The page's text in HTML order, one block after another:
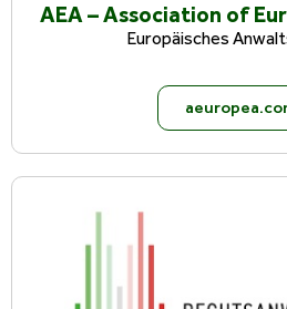
AEA – Association of
Europäisches